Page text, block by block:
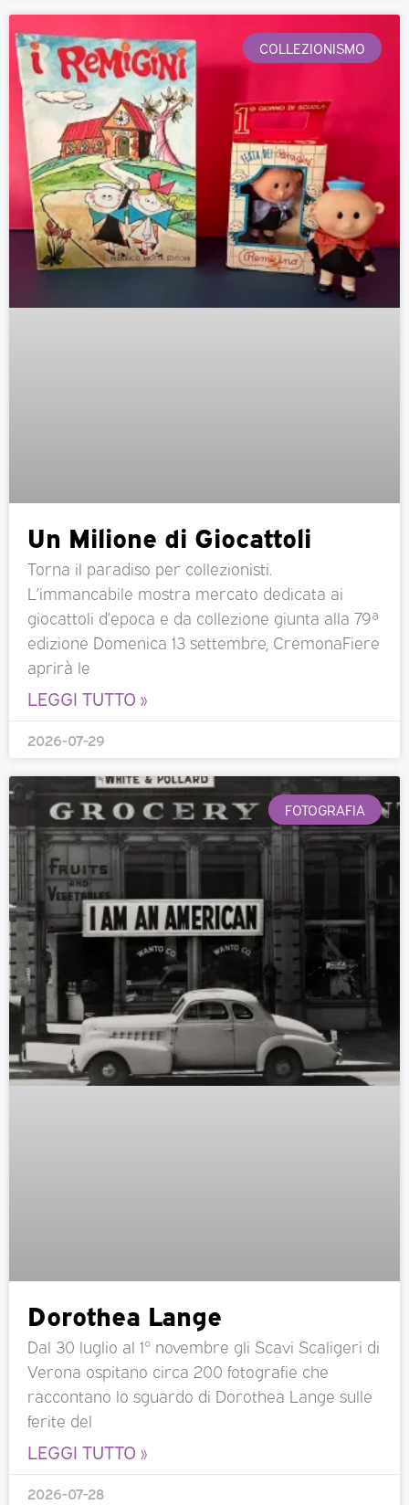
COLLEZIONISMO
Un Milione di Giocattoli
Torna il paradiso per collezionisti.
L’immancabile mostra mercato dedicata ai
giocattoli d’epoca e da collezione giunta alla 79ª
edizione Domenica 13 settembre, CremonaFiere
aprirà le
LEGGI TUTTO »
2026-07-29
FOTOGRAFIA
Dorothea Lange
Dal 30 luglio al 1° novembre gli Scavi Scaligeri di
Verona ospitano circa 200 fotografie che
raccontano lo sguardo di Dorothea Lange sulle
ferite del
LEGGI TUTTO »
2026-07-28